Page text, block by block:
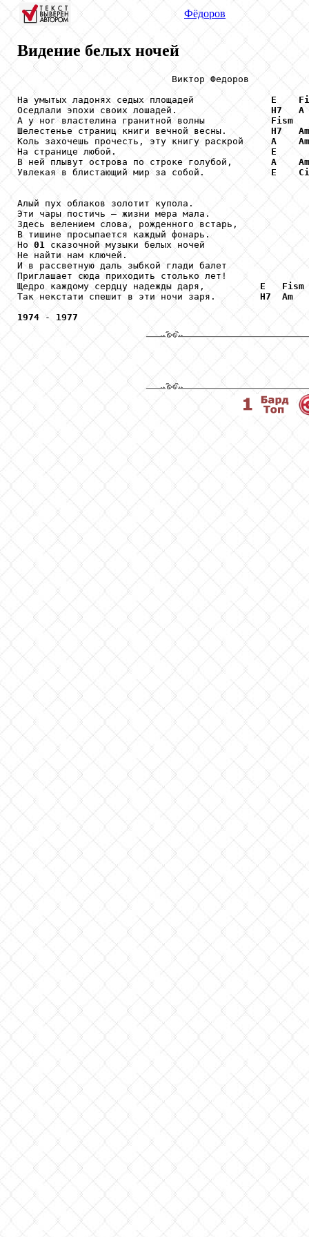
Фёдоров
Видение белых ночей
                            Виктор Федоров
На умытых ладонях седых площадей E
Оседлали эпохи своих лошадей. H7
A
А у ног властелина гранитной волны Fism
Шелестенье страниц книги вечной весны. H7
Am
Коль захочешь прочесть, эту книгу раскрой A
Am
На странице любой. E
В ней плывут острова по строке голубой, A
Am
Увлекая в блистающий мир за собой. E
Алый пух облаков золотит купола.
Эти чары постичь — жизни мера мала.
Здесь велением слова, рожденного встарь,
В тишине просыпается каждый фонарь.
Но 01
сказочной музыки белых ночей
Не найти нам ключей.
И в рассветную даль зыбкой глади балет
Приглашает сюда приходить столько лет!
Щедро каждому сердцу надежды даря, E
Fism
Так некстати спешит в эти ночи заря. H7
Am
1974 - 1977